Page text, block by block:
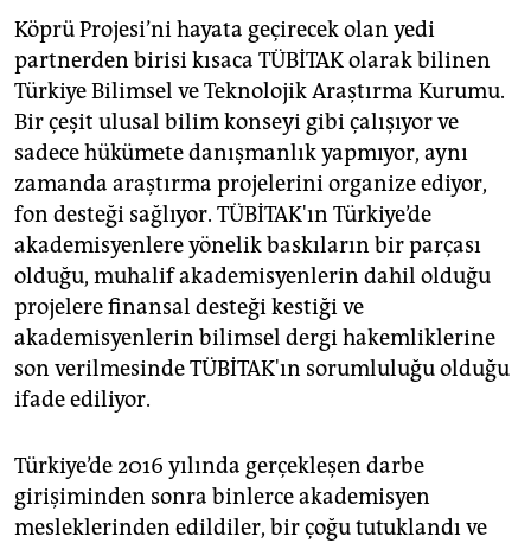
Köprü Projesi’ni hayata geçirecek olan yedi
partnerden birisi kısaca TÜBİTAK olarak bilinen
Türkiye Bilimsel ve Teknolojik Araştırma Kurumu.
Bir çeşit ulusal bilim konseyi gibi çalışıyor ve
sadece hükümete danışmanlık yapmıyor, aynı
zamanda araştırma projelerini organize ediyor,
fon desteği sağlıyor. TÜBİTAK'ın Türkiye’de
akademisyenlere yönelik baskıların bir parçası
olduğu, muhalif akademisyenlerin dahil olduğu
projelere finansal desteği kestiği ve
akademisyenlerin bilimsel dergi hakemliklerine
son verilmesinde TÜBİTAK'ın sorumluluğu olduğu
ifade ediliyor.
Türkiye’de 2016 yılında gerçekleşen darbe
girişiminden sonra binlerce akademisyen
mesleklerinden edildiler, bir çoğu tutuklandı ve